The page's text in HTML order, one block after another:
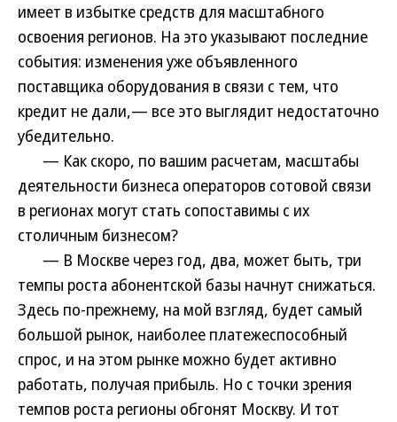
имеет в избытке средств для масштабного
освоения регионов. На это указывают последние
события: изменения уже объявленного
поставщика оборудования в связи с тем, что
кредит не дали,— все это выглядит недостаточно
убедительно.
— Как скоро, по вашим расчетам, масштабы
деятельности бизнеса операторов сотовой связи
в регионах могут стать сопоставимы с их
столичным бизнесом?
— В Москве через год, два, может быть, три
темпы роста абонентской базы начнут снижаться.
Здесь по-прежнему, на мой взгляд, будет самый
большой рынок, наиболее платежеспособный
спрос, и на этом рынке можно будет активно
работать, получая прибыль. Но с точки зрения
темпов роста регионы обгонят Москву. И тот